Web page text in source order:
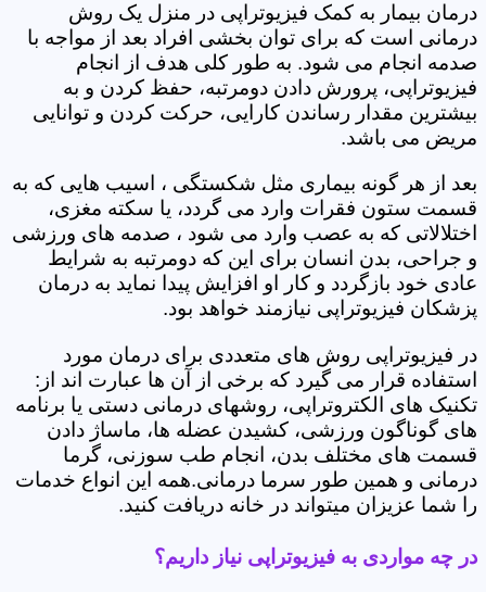
درمان بیمار به کمک فیزیوتراپی در منزل یک روش
درمانی است که برای توان بخشی افراد بعد از مواجه با
صدمه انجام می شود. به طور کلی هدف از انجام
فیزیوتراپی، پرورش دادن دومرتبه، حفظ کردن و به
بیشترین مقدار رساندن کارایی، حرکت کردن و توانایی
مریض می باشد.
بعد از هر گونه بیماری مثل شکستگی ، اسیب هایی که به
قسمت ستون فقرات وارد می گردد، یا سکته مغزی،
اختلالاتی که به عصب وارد می شود ، صدمه های ورزشی
و جراحی، بدن انسان برای این که دومرتبه به شرایط
عادی خود بازگردد و کار او افزایش پیدا نماید به درمان
پزشکان فیزیوتراپی نیازمند خواهد بود.
در فیزیوتراپی روش های متعددی برای درمان مورد
استفاده قرار می گیرد که برخی از آن ها عبارت اند از:
تکنیک های الکتروتراپی، روشهای درمانی دستی یا برنامه
های گوناگون ورزشی، کشیدن عضله ها، ماساژ دادن
قسمت های مختلف بدن، انجام طب سوزنی، گرما
درمانی و همین طور سرما درمانی.همه این انواع خدمات
را شما عزیزان میتواند در خانه دریافت کنید.
در چه مواردی به فیزیوتراپی نیاز داریم؟